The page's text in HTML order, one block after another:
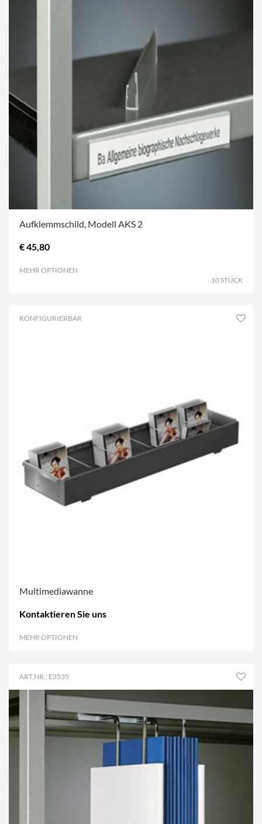
Aufklemmschild, Modell AKS 2
€ 45,80
MEHR OPTIONEN
10 STÜCK
KONFIGURIERBAR
Multimediawanne
Kontaktieren Sie uns
MEHR OPTIONEN
ART.NR.: E3535